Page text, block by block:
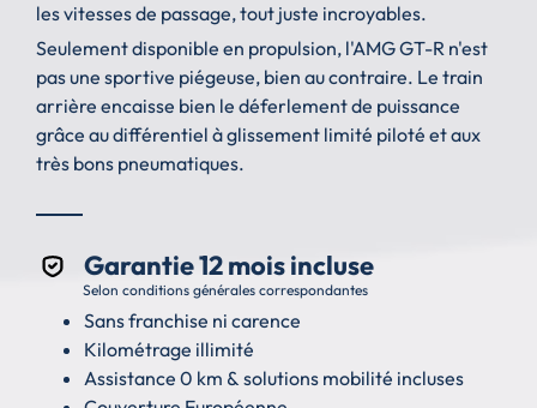
les vitesses de passage, tout juste incroyables.
Seulement disponible en propulsion, l'AMG GT-R n'est
pas une sportive piégeuse, bien au contraire. Le train
arrière encaisse bien le déferlement de puissance
grâce au différentiel à glissement limité piloté et aux
très bons pneumatiques.
Garantie 12 mois incluse
Selon conditions générales correspondantes
Sans franchise ni carence
Kilométrage illimité
Assistance 0 km & solutions mobilité incluses